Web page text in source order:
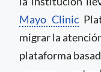
Mayo Clinic
migrar la
plataforma